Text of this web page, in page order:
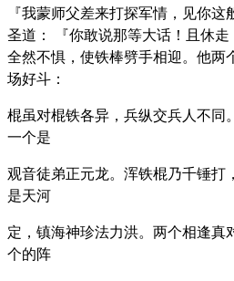
『我蒙师父差来打探军情，见你
圣道： 『你敢说那等大话！且休走
全然不惧，使铁棒劈手相迎。他两
场好斗：
棍虽对棍铁各异，兵纵交兵人不同
一个是
观音徒弟正元龙。浑铁棍乃千锤打
是天河
定，镇海神珍法力洪。两个相逢真
个的阵